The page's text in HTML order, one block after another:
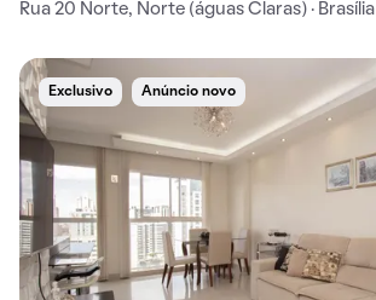
Rua 20 Norte, Norte (águas Claras) · Brasília
Exclusivo Anúncio novo